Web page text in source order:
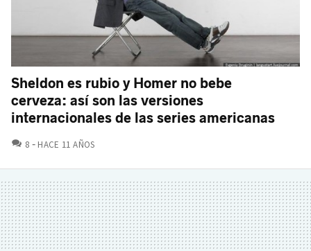
Sheldon es rubio y Homer no bebe
cerveza: así son las versiones
internacionales de las series americanas
8 COMENTARIOS
HACE 11 AÑOS